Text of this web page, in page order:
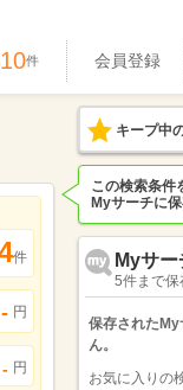
件 会員登録
件
- 円
- 円
キープ中
この検索条件
Myサーチに
Myサー
5件まで保
保存された
ん。
お気に入りの